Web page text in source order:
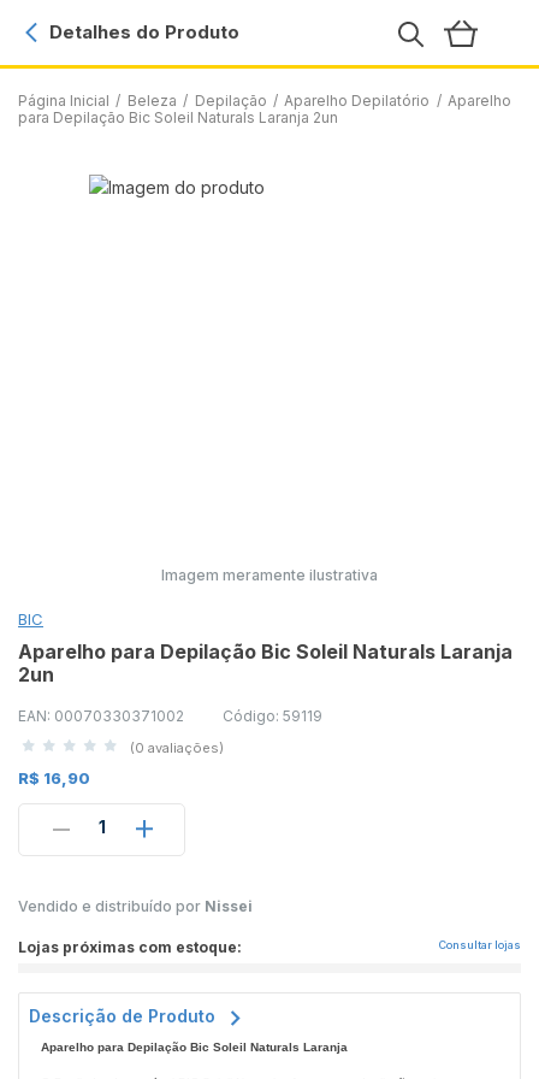
Página Inicial / Beleza / Depilação / Aparelho Depilatório / Aparelho
para Depilação Bic Soleil Naturals Laranja 2un
Detalhes do Produto
Imagem meramente ilustrativa
BIC
Aparelho para Depilação Bic Soleil Naturals Laranja
2un
EAN: 00070330371002 Código: 59119
(0 avaliações)
R$ 16,90
1
Vendido e distribuído por Nissei
Lojas próximas com estoque: Consultar lojas
Descrição de Produto
Aparelho para Depilação Bic Soleil Naturals Laranja